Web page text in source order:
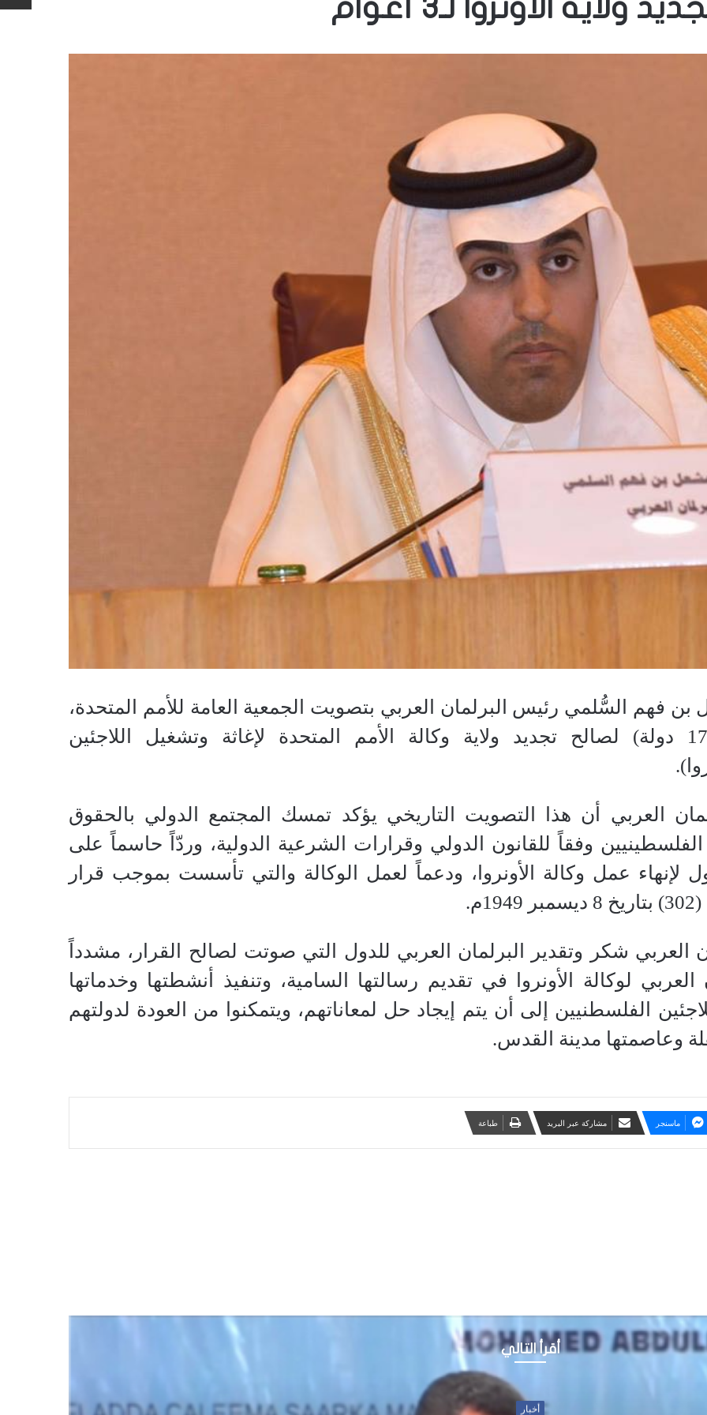
ولاية الأونروا لـ3 أعوام
فهم السُّلمي رئيس البرلمان العربي بتصويت الجمعية العامة للأمم المتحدة،
بأغلبية ساحقة (170 دولة) لصالح تجديد ولاية وكالة الأمم المتحدة لإغاثة وتشغيل اللاجئين
العربي أن هذا التصويت التاريخي يؤكد تمسك المجتمع الدولي بالحقوق
وفقاً للقانون الدولي وقرارات الشرعية الدولية، وردّاً حاسماً على
لإنهاء عمل وكالة الأونروا، ودعماً لعمل الوكالة والتي تأسست بموجب قرار
العربي شكر وتقدير البرلمان العربي للدول التي صوتت لصالح القرار، مشدداً
لوكالة الأونروا في تقديم رسالتها السامية، وتنفيذ أنشطتها وخدماتها
الفلسطنيين إلى أن يتم إيجاد حل لمعاناتهم، ويتمكنوا من العودة لدولتهم
وعاصمتها مدينة القدس.
ماسنجر مشاركة عبر البريد طباعة
أقرأ التالي